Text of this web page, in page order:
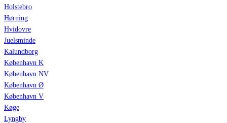
Holstebro
Hørning
Hvidovre
Juelsminde
Kalundborg
København K
København NV
København Ø
København V
Køge
Lyngby